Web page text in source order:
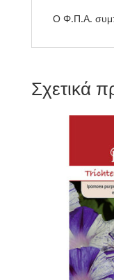
Ο Φ.Π.Α.
Σχετικά